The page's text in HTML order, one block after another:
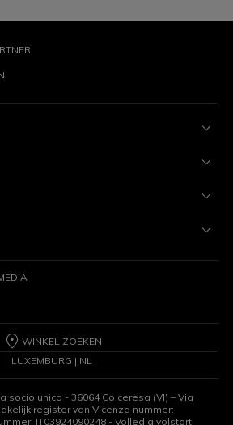
WINKEL ZOEKEN
LUXEMBURG | NL
socio unico - 36064 Colceresa (VI) – Via
register van Vicenza nummer:
IT03924090248 - Volledig volstort